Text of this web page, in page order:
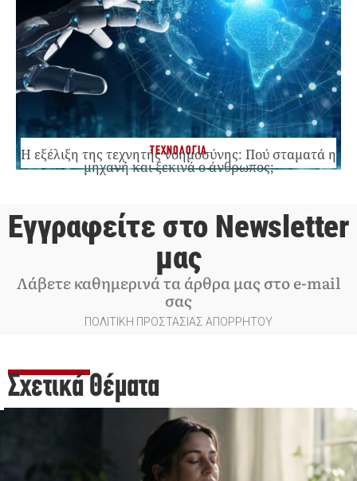
ΤΕΧΝΟΛΟΓΙΑ
Η εξέλιξη της τεχνητής νοημοσύνης: Πού σταματά η
μηχανή και ξεκινά ο άνθρωπος;
Εγγραφείτε στο Newsletter
μας
Λάβετε καθημερινά τα άρθρα μας στο e-mail
σας
ΠΟΛΙΤΙΚΗ ΠΡΟΣΤΑΣΙΑΣ ΑΠΟΡΡΗΤΟΥ
Σχετικά Θέματα